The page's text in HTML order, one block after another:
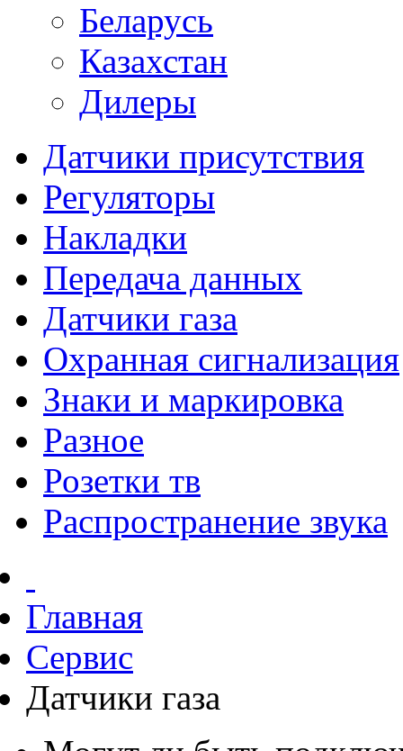
Беларусь
Казахстан
Дилеры
Датчики присутствия
Регуляторы
Накладки
Передача данных
Датчики газа
Охранная сигнализация
Знаки и маркировка
Разное
Розетки тв
Распространение звука
Главная
Сервис
Датчики газа